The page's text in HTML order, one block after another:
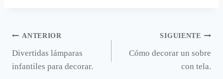
Navegación
de
ANTERIOR
Divertidas lámparas
infantiles para decorar.
SIGUIENTE
Cómo decorar un sobre
con tela.